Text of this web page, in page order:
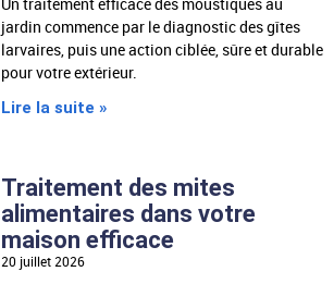
jardin commence par le diagnostic des gîtes
larvaires, puis une action ciblée, sûre et durable
pour votre extérieur.
Lire la suite »
Traitement des mites
alimentaires dans votre
maison efficace
20 juillet 2026